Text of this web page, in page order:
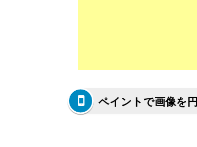
ペイントで画像を